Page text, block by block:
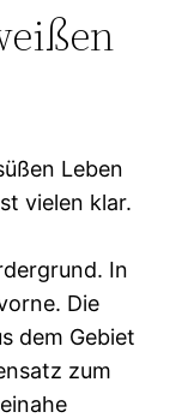
Leben
vielen klar.
In
Die
dem Gebiet
zum